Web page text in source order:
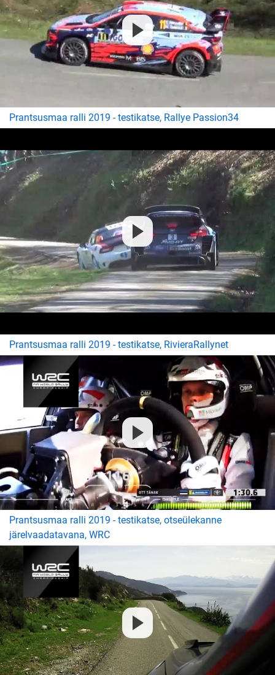
Prantsusmaa ralli 2019 - testikatse, Rallye Passion34
Prantsusmaa ralli 2019 - testikatse, RivieraRallynet
Prantsusmaa ralli 2019 - testikatse, otseülekanne
järelvaadatavana, WRC